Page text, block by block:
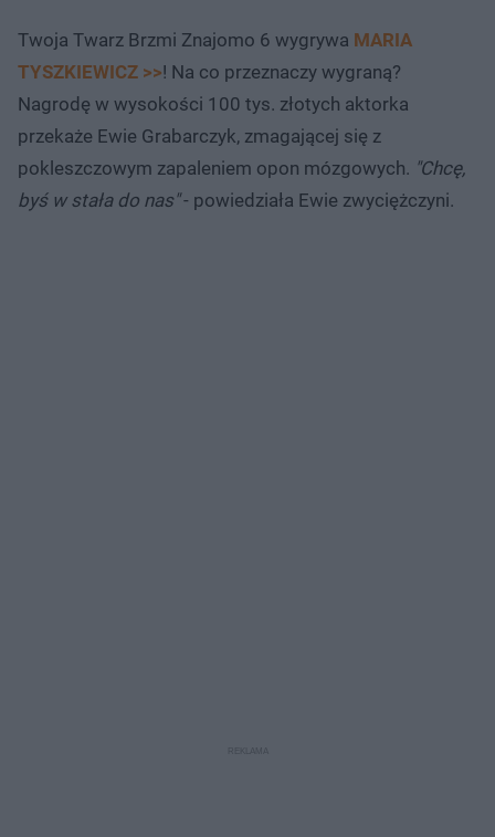
Twoja Twarz Brzmi Znajomo 6 wygrywa MARIA
TYSZKIEWICZ >>! Na co przeznaczy wygraną?
Nagrodę w wysokości 100 tys. złotych aktorka
przekaże Ewie Grabarczyk, zmagającej się z
pokleszczowym zapaleniem opon mózgowych. "Chcę,
byś w stała do nas"- powiedziała Ewie zwyciężczyni.